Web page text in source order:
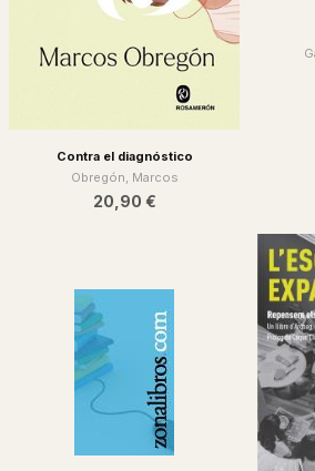
Contra el diagnóstico
Obregón, Marcos
20,90 €